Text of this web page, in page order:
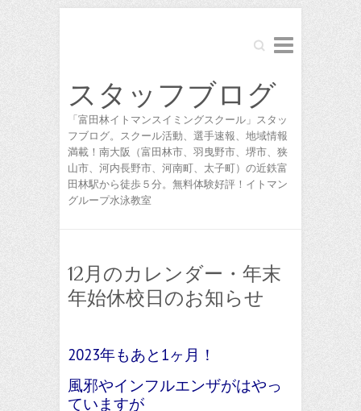
Search
スタッフブログ
「富田林イトマンスイミングスクール」スタッ
フブログ。スクール活動、選手速報、地域情報
満載！南大阪（富田林市、羽曳野市、堺市、狭
山市、河内長野市、河南町、太子町）の近鉄富
田林駅から徒歩５分。無料体験好評！イトマン
グループ水泳教室
12月のカレンダー・年末
年始休校日のお知らせ
2023年もあと1ヶ月！
風邪やインフルエンザがはやっ
ていますが